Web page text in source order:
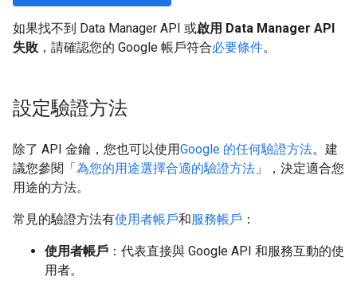
如果找不到 Data Manager API 或啟用 Data Manager API
失敗 ，請確認您的 Google 帳戶符合必要條件。
設定驗證方法
除了 API 金鑰，您也可以使用Google 的任何驗證方法。建
議您參閱「為您的用途選擇合適的驗證方法 」，決定適合您
用途的方法。
常見的驗證方法有使用者帳戶和服務帳戶 ：
使用者帳戶 ：代表直接與 Google API 和服務互動的使
用者。